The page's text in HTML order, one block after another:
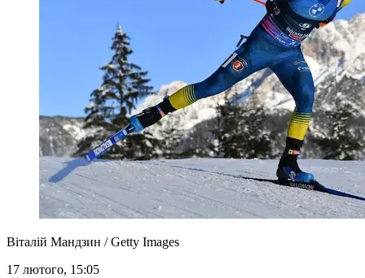
Віталій Мандзин / Getty Images
17 лютого, 15:05